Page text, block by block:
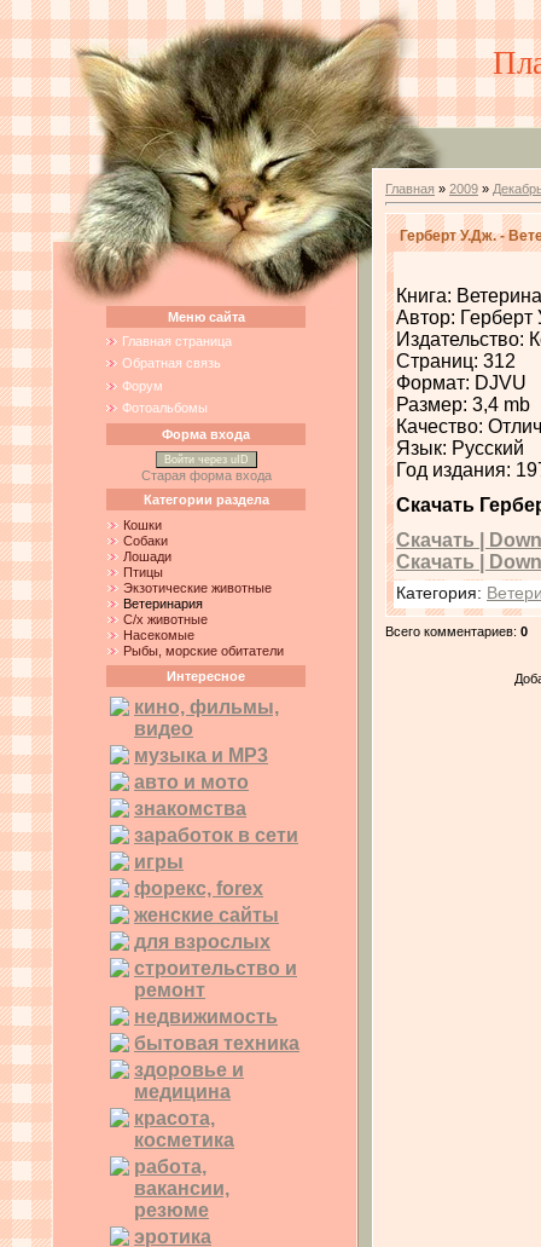
Меню сайта
Главная страница
Обратная связь
Форум
Фотоальбомы
Форма входа
Войти через uID
Старая форма входа
Категории раздела
Кошки
Собаки
Лошади
Птицы
Экзотические животные
Ветеринария
С/х животные
Насекомые
Рыбы, морские обитатели
Интересное
кино, фильмы,
видео
музыка и MP3
авто и мото
знакомства
заработок в сети
игры
форекс, forex
женские сайты
для взрослых
строительство и
ремонт
недвижимость
бытовая техника
здоровье и
медицина
красота,
косметика
работа,
вакансии,
резюме
эротика
Главная » 2009 »
Герберт У.Дж. -
Книга:
Автор: Герберт
Издательство:
Страниц: 312
Формат: DJVU
Размер: 3,4 mb
Качество:
Язык: Русский
Год издания:
Скачать
Скачать |
Скачать |
Категория:
Всего комментариев: 0